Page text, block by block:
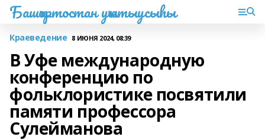
Башҡортостан уҡытыусыһы
Краеведение 8 ИЮНЯ 2024, 08:39
В Уфе международную
конференцию по
фольклористике посвятили
памяти профессора
Сулейманова